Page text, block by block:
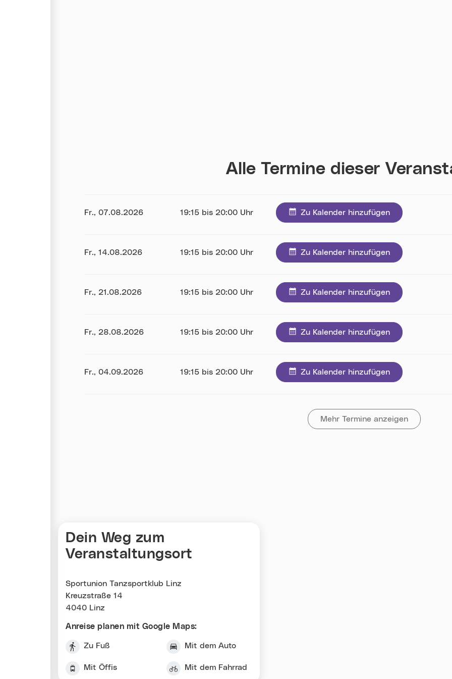
Alle Termine dieser
Datum:
Fr., 07.08.2026 Uhrzeit:
19:15 bis 20:00 Uhr Zu Kalender hinzufügen
Datum:
Fr., 14.08.2026 Uhrzeit:
19:15 bis 20:00 Uhr Zu Kalender hinzufügen
Datum:
Fr., 21.08.2026 Uhrzeit:
19:15 bis 20:00 Uhr Zu Kalender hinzufügen
Datum:
Fr., 28.08.2026 Uhrzeit:
19:15 bis 20:00 Uhr Zu Kalender hinzufügen
Datum:
Fr., 04.09.2026 Uhrzeit:
19:15 bis 20:00 Uhr Zu Kalender hinzufügen
Mehr Termine anzeigen
Dein Weg zum
Veranstaltungsort
Sportunion Tanzsportklub Linz
Kreuzstraße 14
4040 Linz
Anreise planen mit Google Maps:
Zu Fuß Mit dem Auto
Mit Öffis Mit dem Fahrrad